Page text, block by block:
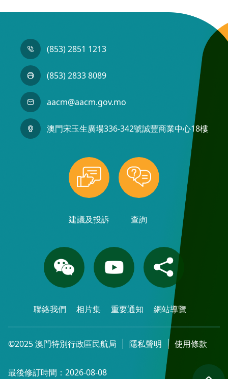
(853) 2851 1213
(853) 2833 8089
aacm@aacm.gov.mo
澳門宋玉生廣場336-342號誠豐商業中心18樓
建議及投訴 查詢
聯絡我們 相片集 重要通知 網站導覽
©2025 澳門特別行政區民航局 隱私聲明 使用條款
最後修訂時間：2026-08-08